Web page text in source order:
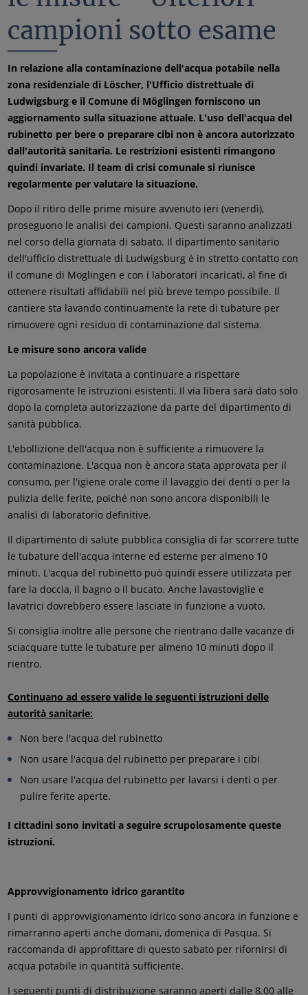
campioni sotto esame
In relazione alla contaminazione dell'acqua potabile nella
zona residenziale di Löscher, l'Ufficio distrettuale di
Ludwigsburg e il Comune di Möglingen forniscono un
aggiornamento sulla situazione attuale. L'uso dell'acqua del
rubinetto per bere o preparare cibi non è ancora autorizzato
dall'autorità sanitaria. Le restrizioni esistenti rimangono
quindi invariate. Il team di crisi comunale si riunisce
regolarmente per valutare la situazione.
Dopo il ritiro delle prime misure avvenuto ieri (venerdì),
proseguono le analisi dei campioni. Questi saranno analizzati
nel corso della giornata di sabato. Il dipartimento sanitario
dell'ufficio distrettuale di Ludwigsburg è in stretto contatto con
il comune di Möglingen e con i laboratori incaricati, al fine di
ottenere risultati affidabili nel più breve tempo possibile. Il
cantiere sta lavando continuamente la rete di tubature per
rimuovere ogni residuo di contaminazione dal sistema.
Le misure sono ancora valide
La popolazione è invitata a continuare a rispettare
rigorosamente le istruzioni esistenti. Il via libera sarà dato solo
dopo la completa autorizzazione da parte del dipartimento di
sanità pubblica.
L'ebollizione dell'acqua non è sufficiente a rimuovere la
contaminazione. L'acqua non è ancora stata approvata per il
consumo, per l'igiene orale come il lavaggio dei denti o per la
pulizia delle ferite, poiché non sono ancora disponibili le
analisi di laboratorio definitive.
Il dipartimento di salute pubblica consiglia di far scorrere tutte
le tubature dell'acqua interne ed esterne per almeno 10
minuti. L'acqua del rubinetto può quindi essere utilizzata per
fare la doccia, il bagno o il bucato. Anche lavastoviglie e
lavatrici dovrebbero essere lasciate in funzione a vuoto.
Si consiglia inoltre alle persone che rientrano dalle vacanze di
sciacquare tutte le tubature per almeno 10 minuti dopo il
rientro.
Continuano ad essere valide le seguenti istruzioni delle
autorità sanitarie:
Non bere l'acqua del rubinetto
Non usare l'acqua del rubinetto per preparare i cibi
Non usare l'acqua del rubinetto per lavarsi i denti o per
pulire ferite aperte.
I cittadini sono invitati a seguire scrupolosamente queste
istruzioni.
Approvvigionamento idrico garantito
I punti di approvvigionamento idrico sono ancora in funzione e
rimarranno aperti anche domani, domenica di Pasqua. Si
raccomanda di approfittare di questo sabato per rifornirsi di
acqua potabile in quantità sufficiente.
I seguenti punti di distribuzione saranno aperti dalle 8.00 alle